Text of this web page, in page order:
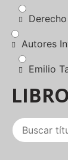
Autores
Emilio